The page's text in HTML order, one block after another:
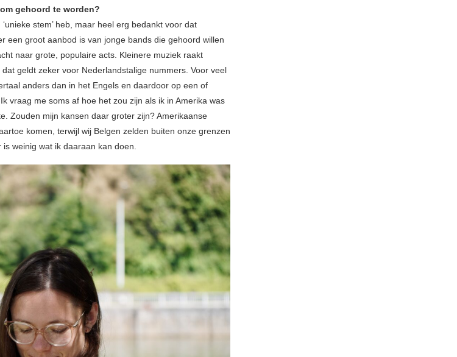
gehoord te worden?
stem’ heb, maar heel erg bedankt voor dat
een groot aanbod is van jonge bands die gehoord willen
naar grote, populaire acts. Kleinere muziek raakt
geldt zeker voor Nederlandstalige nummers. Voor veel
anders dan in het Engels en daardoor op een of
vraag me soms af hoe het zou zijn als ik in Amerika was
Zouden mijn kansen daar groter zijn? Amerikaanse
komen, terwijl wij Belgen zelden buiten onze grenzen
weinig wat ik daaraan kan doen.